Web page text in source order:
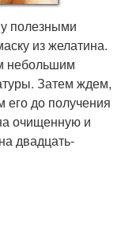
полезными
из желатина.
небольшим
Затем ждем,
его до получения
очищенную и
двадцать-